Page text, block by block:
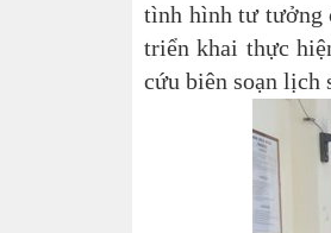
tình hình tư tưởng
triển khai thực
cứu biên soạn